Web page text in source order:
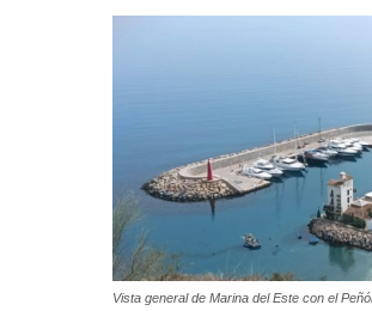
Vista general de Marina del Este con el